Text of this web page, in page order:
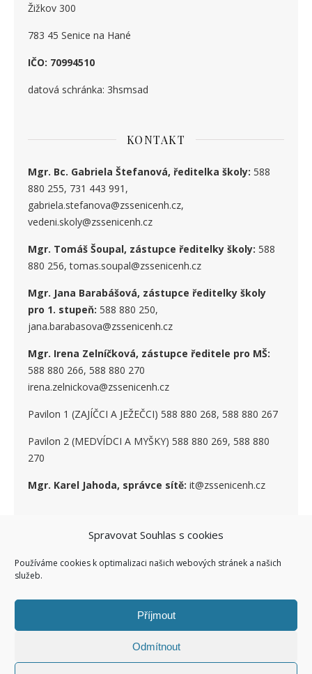
Spravovat Souhlas s cookies
Používáme cookies k optimalizaci našich webových stránek a našich
služeb.
Příjmout
Odmítnout
Žižkov 300
783 45 Senice na Hané
IČO: 70994510
datová schránka: 3hsmsad
KONTAKT
Mgr. Bc. Gabriela Štefanová, ředitelka školy: 588
880 255, 731 443 991,
gabriela.stefanova@zssenicenh.cz,
vedeni.skoly@zssenicenh.cz
Mgr. Tomáš Šoupal, zástupce ředitelky školy: 588
880 256, tomas.soupal@zssenicenh.cz
Mgr. Jana Barabášová, zástupce ředitelky školy
pro 1. stupeň: 588 880 250,
jana.barabasova@zssenicenh.cz
Mgr. Irena Zelníčková, zástupce ředitele pro MŠ:
588 880 266, 588 880 270
irena.zelnickova@zssenicenh.cz
Pavilon 1 (ZAJÍČCI A JEŽEČCI) 588 880 268, 588 880 267
Pavilon 2 (MEDVÍDCI A MYŠKY) 588 880 269, 588 880
270
Mgr. Karel Jahoda, správce sítě: it@zssenicenh.cz
SOCIÁLNÍ SÍTĚ